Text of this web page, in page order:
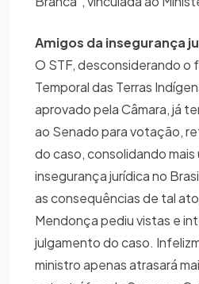
Amigos da insegurança
O STF, desconsiderando o
Temporal das Terras
aprovado pela Câmara, já
ao Senado para votação,
do caso, consolidando mais
insegurança jurídica no
as consequências de tal
Mendonça pediu vistas e
julgamento do caso.
ministro apenas atrasará